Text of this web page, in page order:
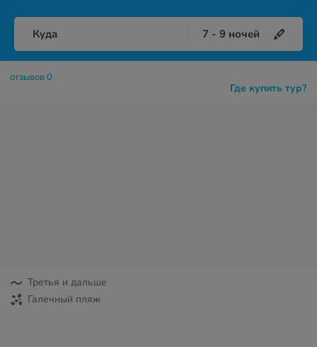
Куда 7 - 9 ночей
Где купить тур?
отзывов 0
Третья и дальше
Галечный пляж